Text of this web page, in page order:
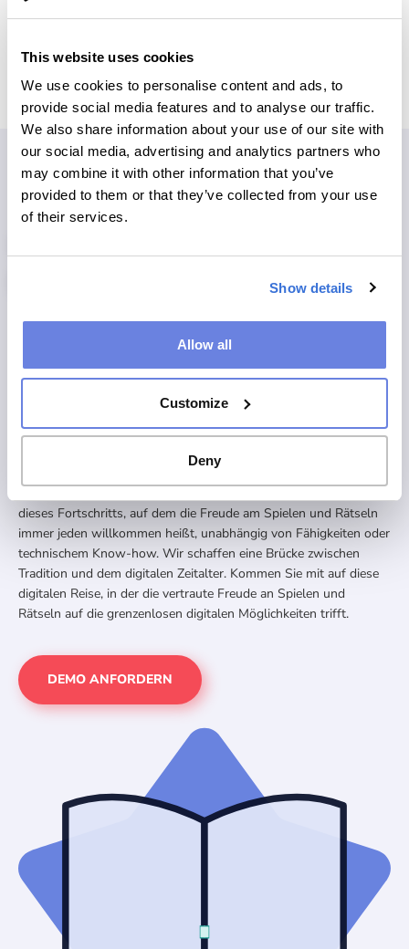
This website uses cookies
We use cookies to personalise content and ads, to
provide social media features and to analyse our traffic.
We also share information about your use of our site with
our social media, advertising and analytics partners who
may combine it with other information that you’ve
provided to them or that they’ve collected from your use
of their services.
Show details
Allow all
Customize
Deny
MEHR ÜBER UNS
SOMETHING FOR EVERYONE
Wir revolutionieren das
Spiel- und Rätselerlebnis
Altersgruppen und begeistern universell. Mit der zunehmenden
Digitalisierung haben wir unsere zeitlosen Klassiker ins digitale
Produkte gewährleisten eine gute Zugänglichkeit für alle, indem
sie verschiedene Schwierigkeitsgrade von Anfängern bis Profis
Mit unserer intuitiven Benutzeroberfläche kann jeder eintauchen –
dieses Fortschritts, auf dem die Freude am Spielen und Rätseln
immer jeden willkommen heißt, unabhängig von Fähigkeiten oder
technischem Know-how. Wir schaffen eine Brücke zwischen
Tradition und dem digitalen Zeitalter. Kommen Sie mit auf diese
digitalen Reise, in der die vertraute Freude an Spielen und
Rätseln auf die grenzenlosen digitalen Möglichkeiten trifft.
DEMO ANFORDERN